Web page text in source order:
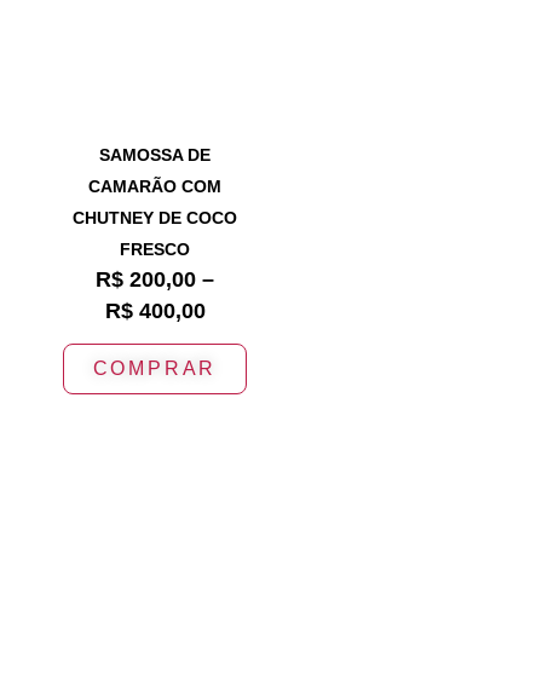
SAMOSSA DE
CAMARÃO COM
CHUTNEY DE COCO
FRESCO
R$ 200,00 –
R$400,00
COMPRAR